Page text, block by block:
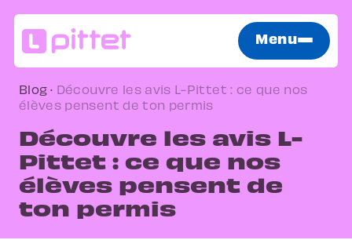
Menu
Blog · Découvre les avis L-Pittet : ce que nos
élèves pensent de ton permis
Découvre les avis L-
Pittet : ce que nos
élèves pensent de
ton permis